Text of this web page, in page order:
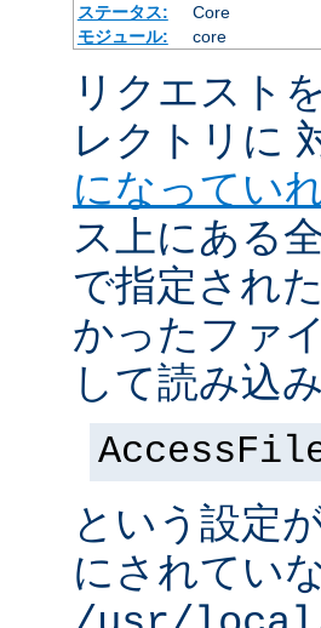
ステータス:
Core
モジュール:
core
リクエスト
レクトリに
になってい
ス上にある
で指定され
かったファ
して読み込
という設定
にされてい